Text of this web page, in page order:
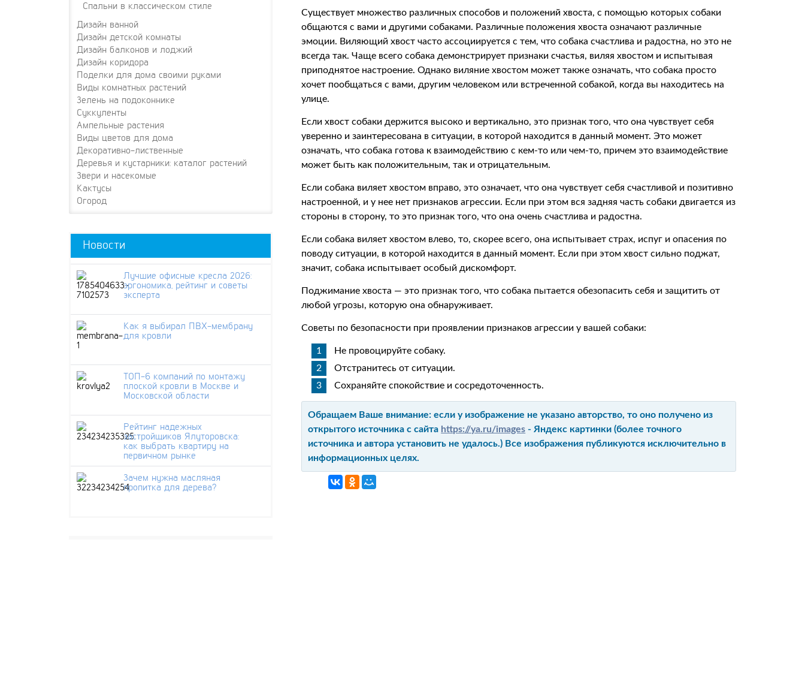
Существует множество различных способов и положений хвоста, с помощью которых собаки
общаются с вами и другими собаками. Различные положения хвоста означают различные
эмоции. Виляющий хвост часто ассоциируется с тем, что собака счастлива и радостна, но это не
всегда так. Чаще всего собака демонстрирует признаки счастья, виляя хвостом и испытывая
приподнятое настроение. Однако виляние хвостом может также означать, что собака просто
хочет пообщаться с вами, другим человеком или встреченной собакой, когда вы находитесь на
улице.
Если хвост собаки держится высоко и вертикально, это признак того, что она чувствует себя
уверенно и заинтересована в ситуации, в которой находится в данный момент. Это может
означать, что собака готова к взаимодействию с кем-то или чем-то, причем это взаимодействие
может быть как положительным, так и отрицательным.
Если собака виляет хвостом вправо, это означает, что она чувствует себя счастливой и позитивно
настроенной, и у нее нет признаков агрессии. Если при этом вся задняя часть собаки двигается из
стороны в сторону, то это признак того, что она очень счастлива и радостна.
Если собака виляет хвостом влево, то, скорее всего, она испытывает страх, испуг и опасения по
поводу ситуации, в которой находится в данный момент. Если при этом хвост сильно поджат,
значит, собака испытывает особый дискомфорт.
Поджимание хвоста — это признак того, что собака пытается обезопасить себя и защитить от
любой угрозы, которую она обнаруживает.
Советы по безопасности при проявлении признаков агрессии у вашей собаки:
Не провоцируйте собаку.
Отстранитесь от ситуации.
Сохраняйте спокойствие и сосредоточенность.
Обращаем Ваше внимание: если у изображение не указано авторство, то оно получено из
открытого источника с сайта https://ya.ru/images - Яндекс картинки (более точного
источника и автора установить не удалось.) Все изображения публикуются исключительно в
информационных целях.
Спальни в классическом стиле
Дизайн ванной
Дизайн детской комнаты
Дизайн балконов и лоджий
Дизайн коридора
Поделки для дома своими руками
Виды комнатных растений
Зелень на подоконнике
Суккуленты
Ампельные растения
Виды цветов для дома
Декоративно-лиственные
Деревья и кустарники: каталог растений
Звери и насекомые
Кактусы
Огород
Новости
Лучшие офисные кресла 2026:
эргономика, рейтинг и советы
эксперта
Как я выбирал ПВХ-мембрану
для кровли
ТОП-6 компаний по монтажу
плоской кровли в Москве и
Московской области
Рейтинг надежных
застройщиков Ялуторовска:
как выбрать квартиру на
первичном рынке
Зачем нужна масляная
пропитка для дерева?